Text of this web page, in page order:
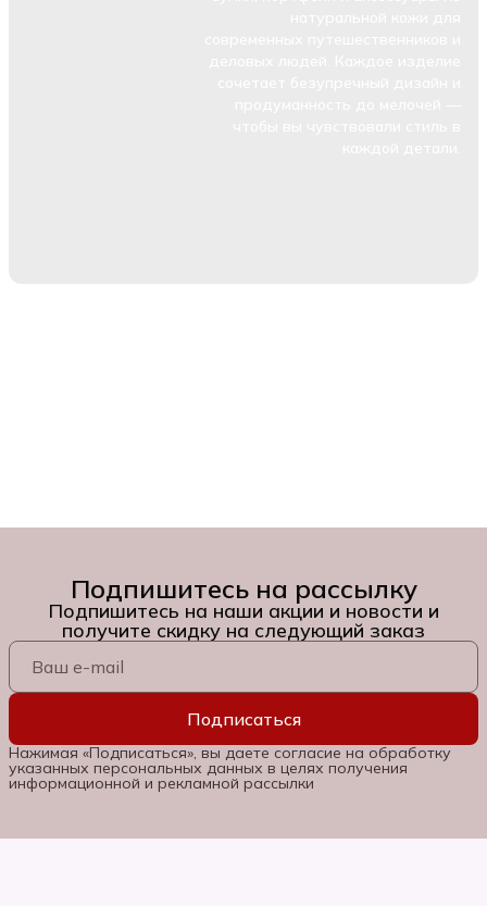
Подпишитесь на рассылку
Подпишитесь на наши акции и новости и
получите скидку на следующий заказ
Подписаться
Нажимая «Подписаться», вы даете согласие на обработку
указанных персональных данных в целях получения
информационной и рекламной рассылки